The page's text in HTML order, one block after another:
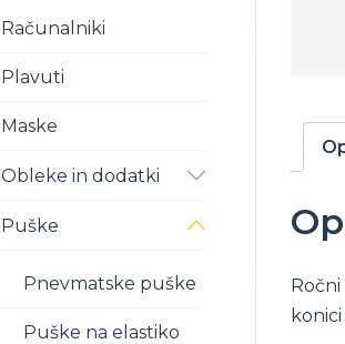
Računalniki
Plavuti
Maske
Obleke in dodatki
Puške
Pnevmatske puške
Puške na elastiko